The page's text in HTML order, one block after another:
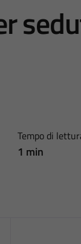
Tempo di
1 min